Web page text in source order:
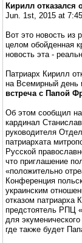
Кирилл отказался
Jun. 1st, 2015 at
Вот это новость из
целом обойденная
новость эта -
Патриарх Кирилл
на Всемирный день
встреча с Папой
Об этом сообщил на
кардинал
руководителя
патриархата
Русской
что приглашение
«положительно
Конференция
украинским
отказом патриарха
предстоятель РПЦ
для
где также будет